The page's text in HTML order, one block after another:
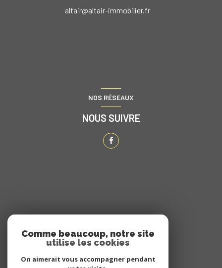
altair@altair-immobilier.fr
NOS RÉSEAUX
NOUS SUIVRE
NOUS ADHÉRONS
Comme beaucoup, notre site
utilise les cookies
On aimerait vous accompagner pendant